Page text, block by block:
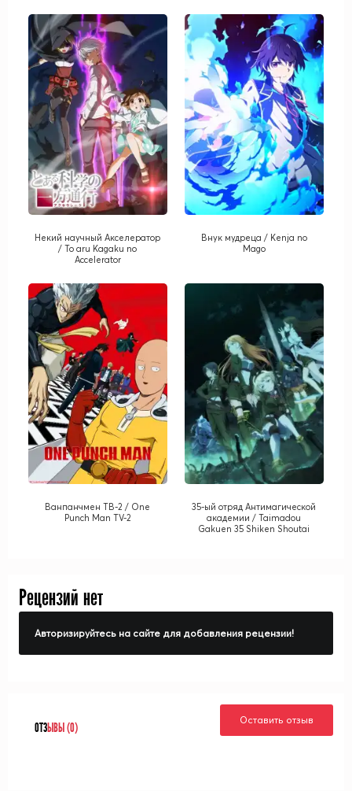
Некий научный Акселератор
/ To aru Kagaku no
Accelerator
Внук мудреца / Kenja no
Mago
Ванпанчмен ТВ-2 / One
Punch Man TV-2
35-ый отряд Антимагической
академии / Taimadou
Gakuen 35 Shiken Shoutai
Рецензий нет
Авторизируйтесь на сайте для добавления рецензии!
ОТЗЫВЫ (0)
Оставить отзыв